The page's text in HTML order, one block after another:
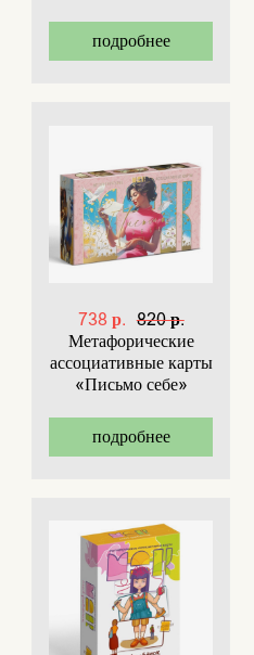
подробнее
738 р. 820 р.
Метафорические
ассоциативные карты
«Письмо себе»
подробнее